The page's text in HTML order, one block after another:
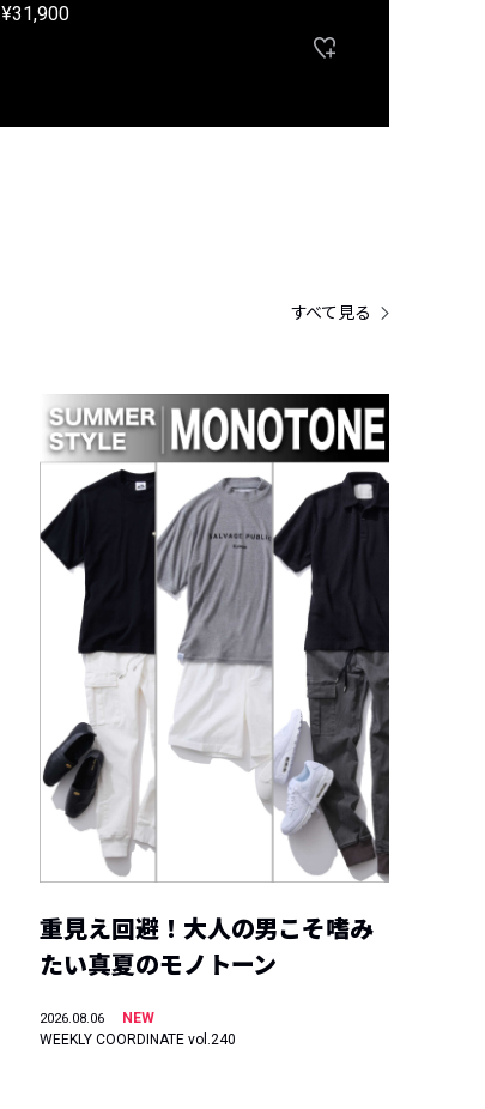
¥31,900
すべて見る
重見え回避！大人の男こそ嗜み
たい真夏のモノトーン
2026.08.06
NEW
WEEKLY COORDINATE vol.240